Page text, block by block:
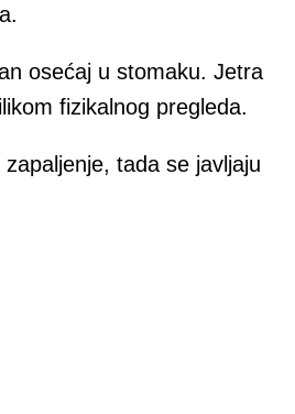
osećaj u stomaku. Jetra
fizikalnog pregleda.
tada se javljaju